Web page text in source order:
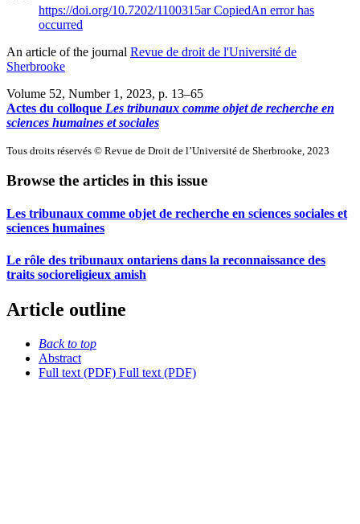
https://doi.org/10.7202/1100315arCopiedAn error has
occurred
An article of the journal Revue de droit de l'Université de
Sherbrooke
Volume 52, Number 1, 2023, p. 13–65
Actes du colloque Les tribunaux comme objet de recherche en
sciences humaines et sociales
Tous droits réservés © Revue de Droit de l’Université de Sherbrooke, 2023
Browse the articles in this issue
Les tribunaux comme objet de recherche en sciences sociales et
sciences humaines
Le rôle des tribunaux ontariens dans la reconnaissance des
traits socioreligieux amish
Article outline
Back to top
Abstract
Full text (PDF) Full text (PDF)